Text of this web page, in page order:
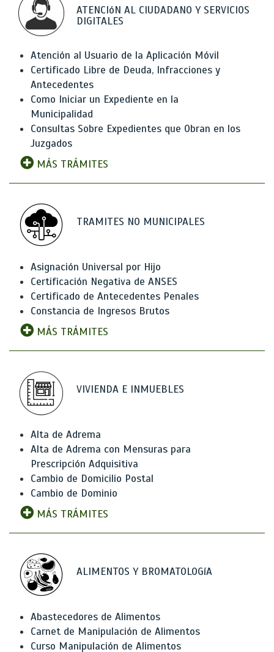
ATENCIóN AL CIUDADANO Y SERVICIOS
DIGITALES
Atención al Usuario de la Aplicación Móvil
Certificado Libre de Deuda, Infracciones y
Antecedentes
Como Iniciar un Expediente en la
Municipalidad
Consultas Sobre Expedientes que Obran en los
Juzgados
MÁS TRÁMITES
TRAMITES NO MUNICIPALES
Asignación Universal por Hijo
Certificación Negativa de ANSES
Certificado de Antecedentes Penales
Constancia de Ingresos Brutos
MÁS TRÁMITES
VIVIENDA E INMUEBLES
Alta de Adrema
Alta de Adrema con Mensuras para
Prescripción Adquisitiva
Cambio de Domicilio Postal
Cambio de Dominio
MÁS TRÁMITES
ALIMENTOS Y BROMATOLOGíA
Abastecedores de Alimentos
Carnet de Manipulación de Alimentos
Curso Manipulación de Alimentos